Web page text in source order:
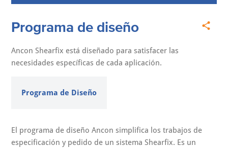
Programa de diseño
Ancon Shearfix está diseñado para satisfacer las
necesidades específicas de cada aplicación.
Programa de Diseño
El programa de diseño Ancon simplifica los trabajos de
especificación y pedido de un sistema Shearfix. Es un